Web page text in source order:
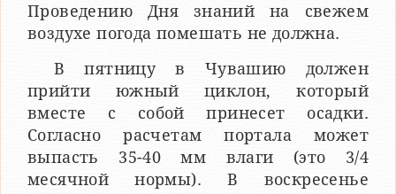
Проведению Дня знаний на свежем
воздухе погода помешать не должна.
В пятницу в Чувашию должен
прийти южный циклон, который
вместе с собой принесет осадки.
Согласно расчетам портала может
выпасть 35-40 мм влаги (это 3/4
месячной нормы). В воскресенье